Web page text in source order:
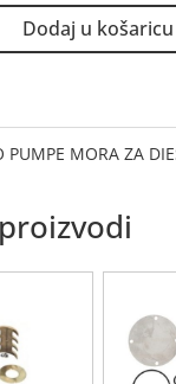
Dodaj u košaricu
PUMPE MORA ZA